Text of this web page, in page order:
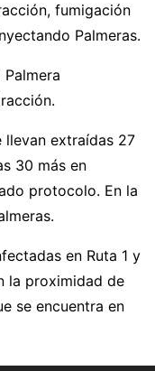
fumigación
Palmeras.
llevan extraídas 27
30 más en
protocolo. En la
en Ruta 1 y
la proximidad de
se encuentra en